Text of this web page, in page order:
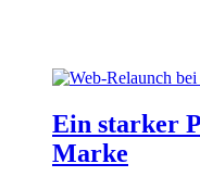
Ein starker
Marke